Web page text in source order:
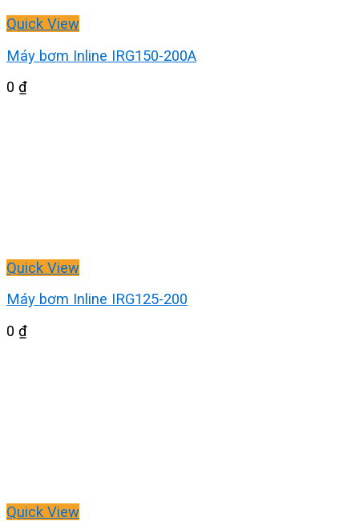
Quick View
Máy bơm Inline IRG150-200A
0 ₫
Quick View
Máy bơm Inline IRG125-200
0 ₫
Quick View